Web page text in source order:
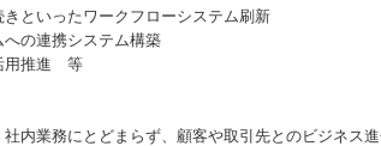
きといったワークフローシステム刷新
への連携システム構築
用推進 等
内業務にとどまらず、顧客や取引先とのビジネス